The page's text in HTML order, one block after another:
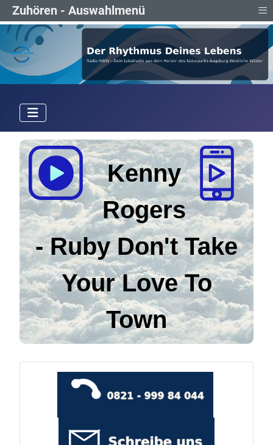
Kenny
Rogers
-Ruby Don't Take
Your Love To
Town
Zuhören - Auswahlmenü ≡